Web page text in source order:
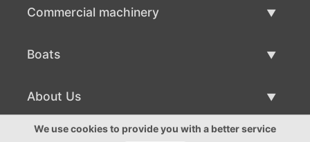
Commercial machinery
Boats
Boat Sale
About Us
About Us
We use cookies to provide you with a better service